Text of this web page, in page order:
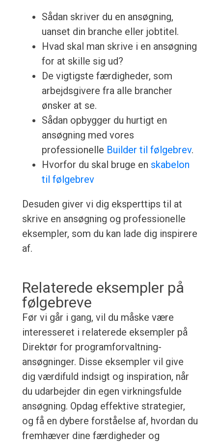
Sådan skriver du en ansøgning,
uanset din branche eller jobtitel.
Hvad skal man skrive i en ansøgning
for at skille sig ud?
De vigtigste færdigheder, som
arbejdsgivere fra alle brancher
ønsker at se.
Sådan opbygger du hurtigt en
ansøgning med vores
professionelle Builder til følgebrev.
Hvorfor du skal bruge en skabelon
til følgebrev
Desuden giver vi dig eksperttips til at
skrive en ansøgning og professionelle
eksempler, som du kan lade dig inspirere
af.
Relaterede eksempler på
følgebreve
Før vi går i gang, vil du måske være
interesseret i relaterede eksempler på
Direktør for programforvaltning-
ansøgninger. Disse eksempler vil give
dig værdifuld indsigt og inspiration, når
du udarbejder din egen virkningsfulde
ansøgning. Opdag effektive strategier,
og få en dybere forståelse af, hvordan du
fremhæver dine færdigheder og